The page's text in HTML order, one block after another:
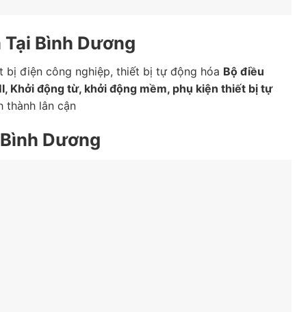
Bình Dương
bị điện công nghiệp, thiết bị tự động hóa Bộ điều
Khởi động từ, khởi động mềm, phụ kiện thiết bị tự
thành lân cận
Dương